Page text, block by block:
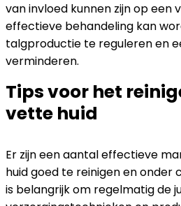
van invloed kunnen zijn op een
effectieve behandeling kan
talgproductie te reguleren en
verminderen.
Tips voor het
vette huid
Er zijn een aantal effectieve
huid goed te reinigen en onder
is belangrijk om regelmatig de